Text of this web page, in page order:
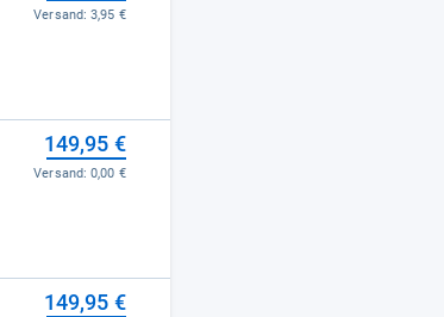
Versand:3,95 €
149,95 €
Versand:0,00 €
149,95 €